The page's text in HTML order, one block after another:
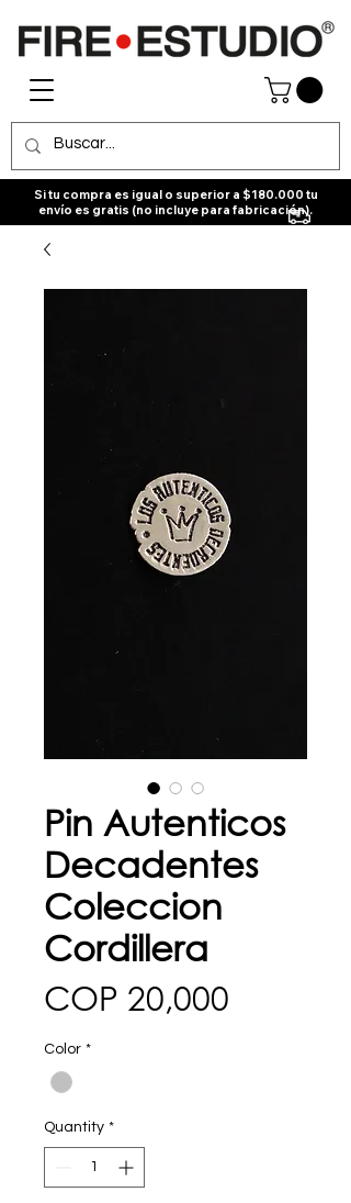
Si tu compra es igual o superior a $180.000 tu
envío es gratis (no incluye para fabricación).
Pin Autenticos
Decadentes
Coleccion
Cordillera
COP 20,000
Color *
Quantity *